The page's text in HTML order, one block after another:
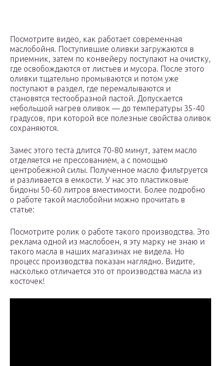
Посмотрите видео, как работает современная
маслобойня. Поступившие оливки загружаются в
приемник, затем по конвейеру поступают на очистку,
где освобождаются от листьев и мусора. После этого
оливки тщательно промываются и потом уже
поступают в раздел, где перемалываются и
становятся тестообразной пастой. Допускается
небольшой нагрев оливок — до температуры 35-40
градусов, при которой все полезные свойства оливок
сохраняются.
Замес этого теста длится 70-80 минут, затем масло
отделяется не прессованием, а с помощью
центробежной силы. Полученное масло фильтруется
и разливается в емкости. У нас это пластиковые
бидоны 50-60 литров вместимости. Более подробно
о работе такой маслобойни можно прочитать в
статье:
Посмотрите ролик о работе такого производства. Это
реклама одной из маслобоен, я эту марку не знаю и
такого масла в наших магазинах не видела. Но
процесс производства показан наглядно. Видите,
насколько отличается это от производства масла из
косточек!